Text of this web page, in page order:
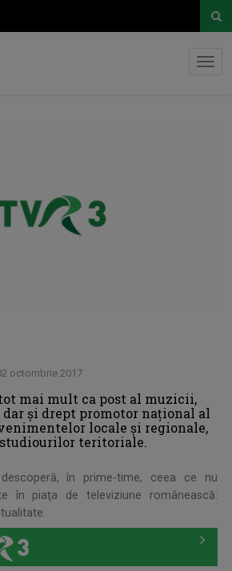
octombrie 2017
mai mult ca post al muzicii,
şi drept promotor naţional al
locale şi regionale,
teritoriale.
în prime-time, ceea ce nu
în piaţa de televiziune românească: